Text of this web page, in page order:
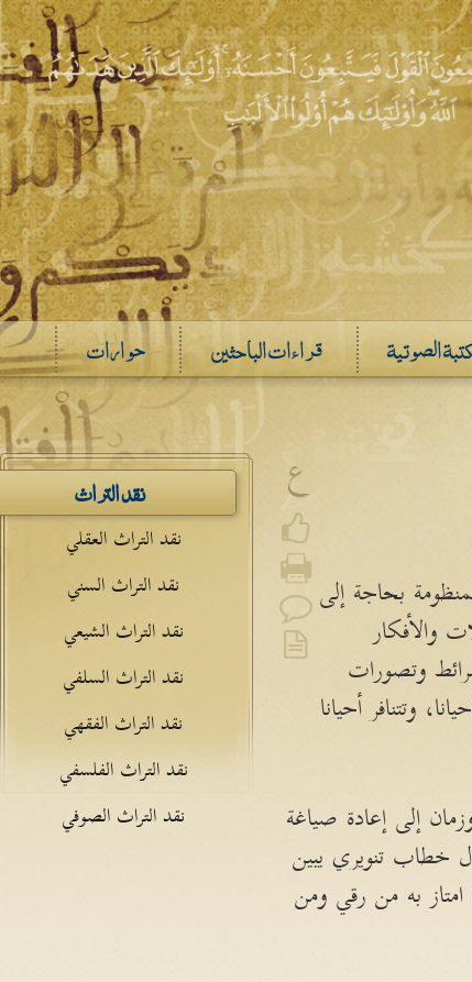
الصوتية قراءات الباحثين
حوارات
نقد التراث
نقد التراث العقلي
نقد التراث السني
نقد التراث الشيعي
نقد التراث السلفي
نقد التراث الفقهي
نقد التراث الفلسفي
نقد التراث الصوفي
ع
بحاجة إلى
والأفكار
وتصورات
وتتنافر أحيانا
إلى إعادة صياغة
خطاب تنويري يبين
امتاز به من رقي ومن